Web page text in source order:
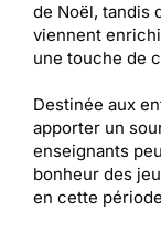
de Noël, tandis
viennent
une touche de
Destinée aux
apporter un
enseignants
bonheur des
en cette